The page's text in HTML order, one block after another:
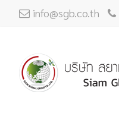
info@sgb.co.th